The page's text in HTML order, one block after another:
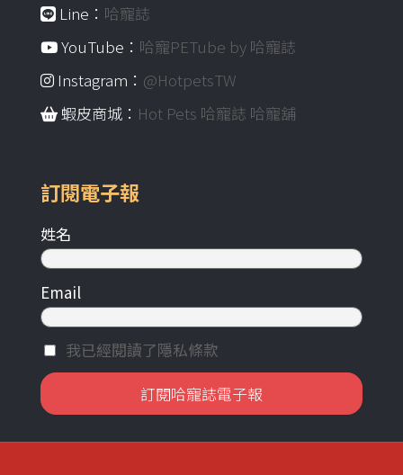
Line： 哈寵誌
YouTube： 哈寵PETube by 哈寵誌
Instagram： @HotpetsTW
蝦皮商城： Hot Pets 哈寵誌 哈寵舖
訂閱電子報
姓名
Email
我已經閱讀了隱私條款